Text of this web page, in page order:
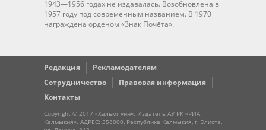
1943—1956 годах не издавалась. Возобновлена в
1957 году под современным названием. В 1970
награждена орденом «Знак Почёта».
Редакция
Рекламодателям
Сотрудничество
Правовая информация
Контакты
Copyright © 2017 «Хальмг үнн». Издатель АУ РК «РИА
Калмыкия». АДРЕС: 358000, Республика Калмыкия, г. Элиста,